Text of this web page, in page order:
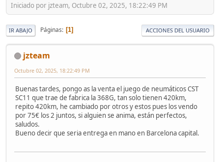
Iniciado por jzteam, Octubre 02, 2025, 18:22:49 PM
IR ABAJO Páginas 1 ACCIONES DEL USUARIO
jzteam
Octubre 02, 2025, 18:22:49 PM
Buenas tardes, pongo as la venta el juego de neumáticos CST
SC11 que trae de fabrica la 368G, tan solo tienen 420km,
repito 420km, he cambiado por otros y estos pues los vendo
por 75€ los 2 juntos, si alguien se anima, están perfectos,
saludos.
Bueno decir que seria entrega en mano en Barcelona capital.